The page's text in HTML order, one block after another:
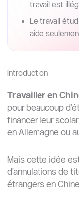
travail est
Le travail
aide
Introduction
Travailler en
pour beaucoup
financer leur
en Allemagne ou
Mais cette idée
d’annulations de
étrangers en Chine.